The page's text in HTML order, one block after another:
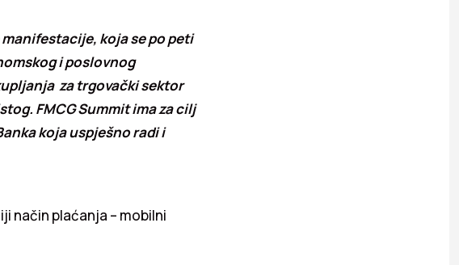
koja se po peti
i poslovnog
za trgovački sektor
FMCG Summit ima za cilj
koja uspješno radi i
način plaćanja – mobilni